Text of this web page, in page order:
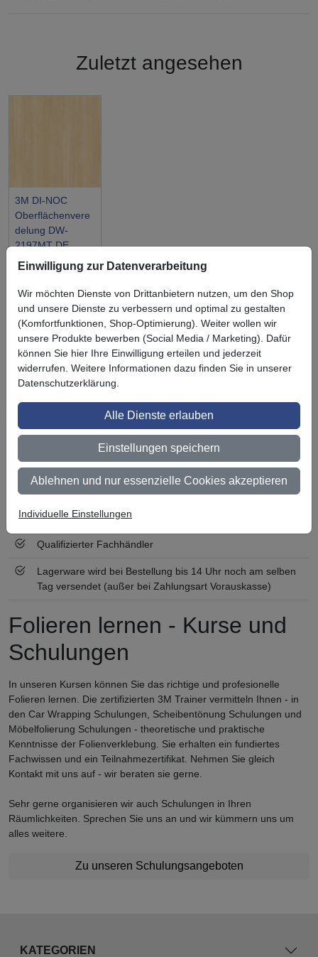
Zuletzt angesehen
3M DI-NOC
Oberflächenvere
delung DW-
2197MT DE
Ihre Vorteile bei uns
3M BestPartner Commercial Solutions
Persönliche Beratung und Betreuung
Keine Mindestbestellmenge
Ab 300 € Nettowarenwert versandkostenfrei (innerhalb
Zertifiziert nach ISO 9001
Qualifizierter Fachhändler
Lagerware wird bei Bestellung bis 14 Uhr noch am selben
Tag versendet (außer bei Zahlungsart Vorauskasse)
Folieren lernen - Kurse und
Schulungen
In unseren Kursen können Sie das richtige und profesionelle
Folieren lernen. Die zertifizierten 3M Trainer vermitteln Ihnen - in
den Car Wrapping Schulungen, Scheibentönung Schulungen und
Möbelfolierung Schulungen - theoretische und praktische
Kenntnisse der Folienverklebung. Sie erhalten ein fundiertes
Fachwissen und ein Teilnahmezertifikat. Nehmen Sie gleich
Kontakt mit uns auf - wir beraten sie gerne.
Sehr gerne organisieren wir auch Schulungen in Ihren
Räumlichkeiten. Sprechen Sie uns an und wir kümmern uns um
alles weitere.
Zu unseren Schulungsangeboten
KATEGORIEN
Einwilligung zur Datenverarbeitung
Wir möchten Dienste von Drittanbietern nutzen, um den Shop
und unsere Dienste zu verbessern und optimal zu gestalten
(Komfortfunktionen, Shop-Optimierung). Weiter wollen wir
unsere Produkte bewerben (Social Media / Marketing). Dafür
können Sie hier Ihre Einwilligung erteilen und jederzeit
widerrufen. Weitere Informationen dazu finden Sie in unserer
Datenschutzerklärung.
Alle Dienste erlauben
Einstellungen speichern
Ablehnen und nur essenzielle Cookies akzeptieren
Individuelle Einstellungen